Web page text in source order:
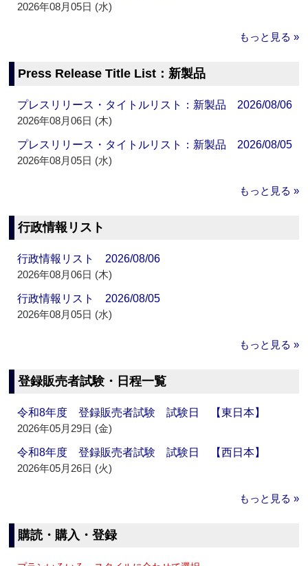
2026年08月05日 (水)
もっと見る »
Press Release Title List：新製品
プレスリリース・タイトルリスト：新製品 2026/08/06
2026年08月06日 (木)
プレスリリース・タイトルリスト：新製品 2026/08/05
2026年08月05日 (水)
もっと見る »
行政情報リスト
行政情報リスト 2026/08/06
2026年08月06日 (木)
行政情報リスト 2026/08/05
2026年08月05日 (水)
もっと見る »
登録販売者試験・日程一覧
令和8年度 登録販売者試験 試験日 【東日本】
2026年05月29日 (金)
令和8年度 登録販売者試験 試験日 【西日本】
2026年05月26日 (火)
もっと見る »
購読・購入・登録